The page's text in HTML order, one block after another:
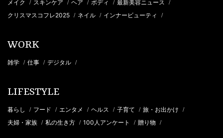
メイク / スキンケア / ヘア / ボディ / 最新美容ニュース /
クリスマスコフレ2025 / ネイル / インナービューティ /
WORK
雑学 / 仕事 / デジタル /
LIFESTYLE
暮らし / フード / エンタメ / ヘルス / 子育て / 旅・お出かけ /
夫婦・家族 / 私の生き方 / 100人アンケート / 贈り物 /